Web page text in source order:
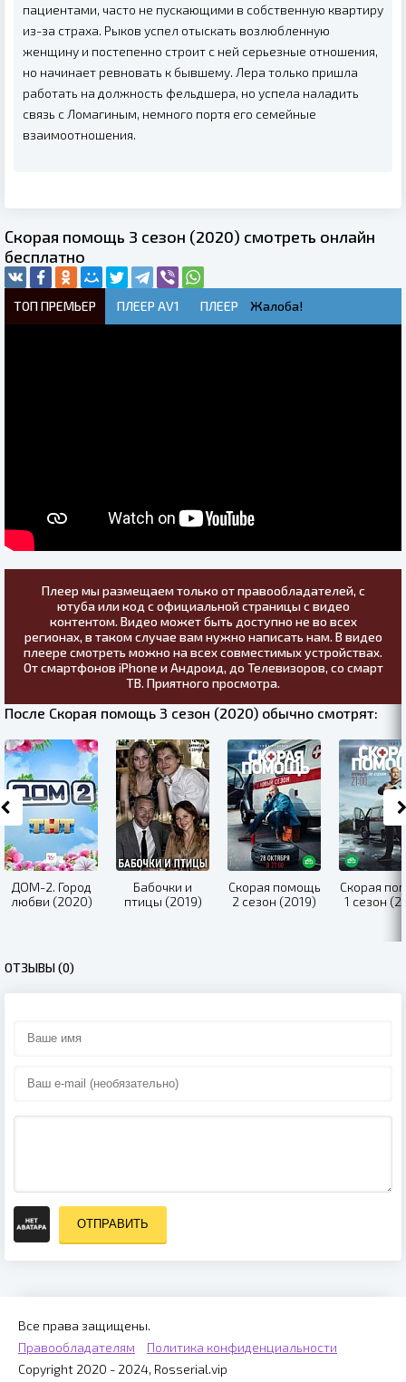
пациентами, часто не пускающими в собственную квартиру
из-за страха. Рыков успел отыскать возлюбленную
женщину и постепенно строит с ней серьезные отношения,
но начинает ревновать к бывшему. Лера только пришла
работать на должность фельдшера, но успела наладить
связь с Ломагиным, немного портя его семейные
взаимоотношения.
Скорая помощь 3 сезон (2020) смотреть онлайн
бесплатно
ТОП ПРЕМЬЕР ПЛЕЕР AV1 ПЛЕЕР Жалоба!
Плеер мы размещаем только от правообладателей, с
ютуба или код с официальной страницы с видео
контентом. Видео может быть доступно не во всех
регионах, в таком случае вам нужно написать нам. В видео
плеере смотреть можно на всех совместимых устройствах.
От смартфонов iPhone и Андроид, до Телевизоров, со смарт
ТВ. Приятного просмотра.
После Скорая помощь 3 сезон (2020) обычно смотрят:
ДОМ-2. Город
любви (2020)
Бабочки и
птицы (2019)
Скорая помощь
2 сезон (2019)
Скорая
1 сезон
ОТЗЫВЫ (0)
ОТПРАВИТЬ
Все права защищены.
Правообладателям
Политика конфиденциальности
Copyright 2020 - 2024, Rosserial.vip